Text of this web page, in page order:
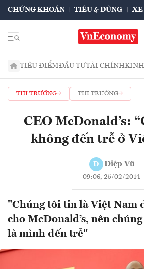
CHỨNG KHOÁN TIÊU & DÙNG XE
TIÊU ĐIỂMĐẦU TƯTÀI CHÍNHKINH
THỊ TRƯỜNG THỊ TRƯỜNG
CEO McDonald’s:
không đến trễ ở
D Diệp Vũ
09:06, 25/02/2014
"Chúng tôi tin là Việt Nam
cho McDonald’s, nên
là mình đến trễ"